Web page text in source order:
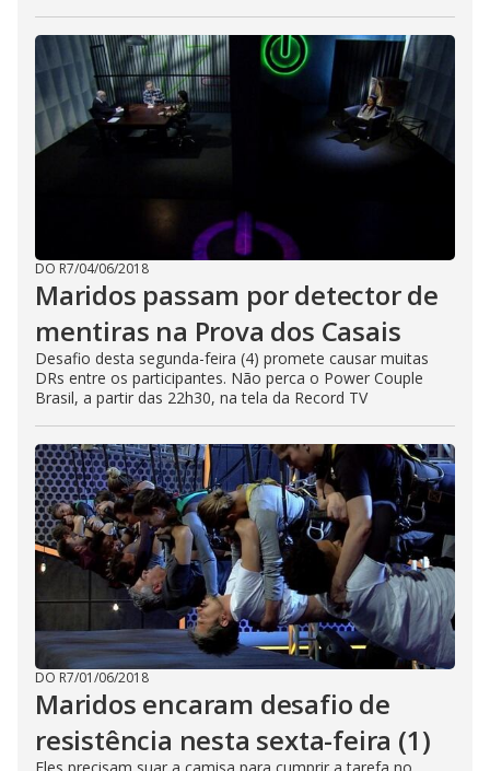
DO R7/04/06/2018
Maridos passam por detector de
mentiras na Prova dos Casais
Desafio desta segunda-feira (4) promete causar muitas
DRs entre os participantes. Não perca o Power Couple
Brasil, a partir das 22h30, na tela da Record TV
DO R7/01/06/2018
Maridos encaram desafio de
resistência nesta sexta-feira (1)